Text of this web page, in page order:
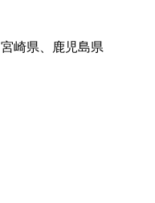
崎県、鹿児島県